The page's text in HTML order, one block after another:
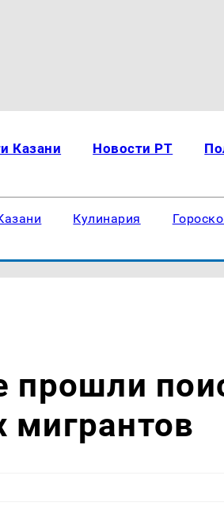
Казани Новости РТ
Кулинария
прошли
мигрантов